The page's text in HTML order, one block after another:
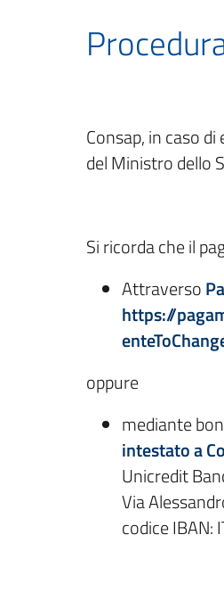
Consap, in caso
del Ministro dello
Si ricorda che il
Attraverso
https://
oppure
mediante
intestato a
Unicredit
Via
codice